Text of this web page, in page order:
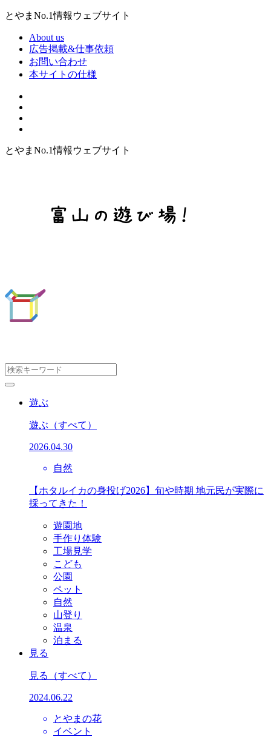
とやまNo.1情報ウェブサイト
About us
広告掲載&仕事依頼
お問い合わせ
本サイトの仕様
とやまNo.1情報ウェブサイト
遊ぶ
遊ぶ （すべて）
2026.04.30
自然
【ホタルイカの身投げ2026】旬や時期 地元民が実際に
採ってきた！
遊園地
手作り体験
工場見学
こども
公園
ペット
自然
山登り
温泉
泊まる
見る
見る （すべて）
2024.06.22
とやまの花
イベント